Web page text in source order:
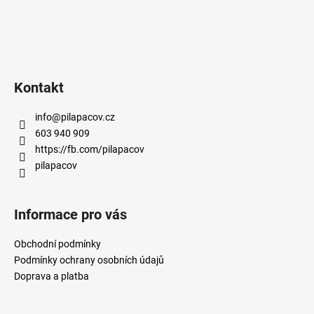
Kontakt
info@pilapacov.cz
603 940 909
https://fb.com/pilapacov
pilapacov
Informace pro vás
Obchodní podmínky
Podmínky ochrany osobních údajů
Doprava a platba